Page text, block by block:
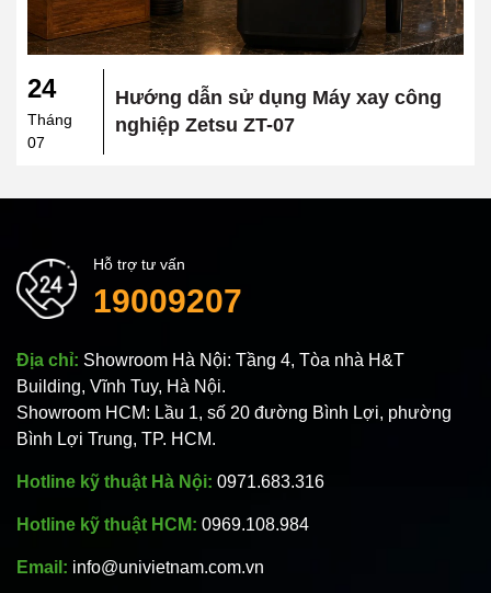
24
Tháng
07
Hướng dẫn sử dụng Máy xay công
nghiệp Zetsu ZT-07
Hỗ trợ tư vấn
19009207
Địa chỉ: Showroom Hà Nội: Tầng 4, Tòa nhà H&T
Building, Vĩnh Tuy, Hà Nội.
Showroom HCM: Lầu 1, số 20 đường Bình Lợi, phường
Bình Lợi Trung, TP. HCM.
Hotline kỹ thuật Hà Nội: 0971.683.316
Hotline kỹ thuật HCM: 0969.108.984
Email: info@univietnam.com.vn